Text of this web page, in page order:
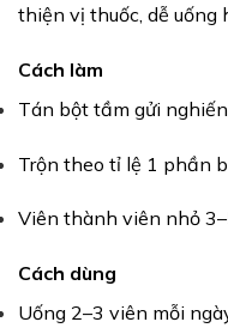
thiện vị thuốc, dễ uống
Cách làm
Tán bột tầm gửi
Trộn theo tỉ lệ 1 phần
Viên thành viên nhỏ
Cách dùng
Uống 2–3 viên mỗi